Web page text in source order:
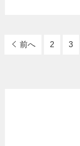
前へ 2 3